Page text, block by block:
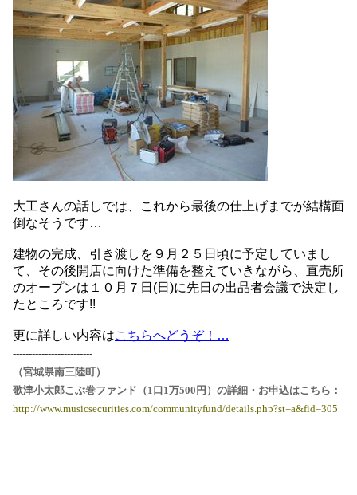
大工さんの話しでは、これから最後の仕上げまでが結構面
倒なそうです…
建物の完成、引き渡しを９月２５日頃に予定していまし
て、その後開店に向けた準備を整えていきながら、直売所
のオープンは１０月７日(日)に先日の出品者会議で決定し
たところです!!
更に詳しい内容はこちらへどうぞ！…
-------------------------
（宮城県南三陸町）
歌津小太郎こぶ巻ファンド（1口1万500円）の詳細・お申込はこちら：
http://www.musicsecurities.com/communityfund/details.php?st=a&fid=305